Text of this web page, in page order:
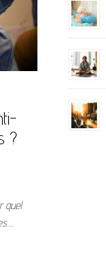
?
quel